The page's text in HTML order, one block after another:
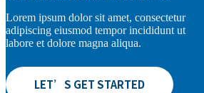
Lorem ipsum dolor sit amet, consectetur
adipiscing eiusmod tempor incididunt ut
labore et dolore magna aliqua.
LET’S GET STARTED